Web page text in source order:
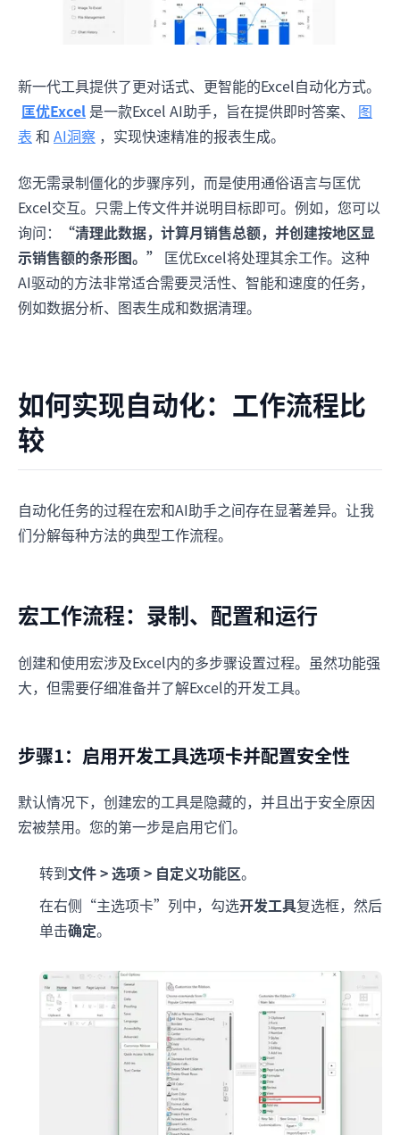
新一代工具提供了更对话式、更智能的Excel自动化方式。
匡优Excel 是一款Excel AI助手，旨在提供即时答案、
图
表 和 AI洞察 ，实现快速精准的报表生成。
您无需录制僵化的步骤序列，而是使用通俗语言与匡优
Excel交互。只需上传文件并说明目标即可。例如，您可以
询问：
“清理此数据，计算月销售总额，并创建按地区显
示销售额的条形图。” 匡优Excel将处理其余工作。这种
AI驱动的方法非常适合需要灵活性、智能和速度的任务，
例如数据分析、图表生成和数据清理。
如何实现自动化：工作流程比
较
自动化任务的过程在宏和AI助手之间存在显著差异。让我
们分解每种方法的典型工作流程。
宏工作流程：录制、配置和运行
创建和使用宏涉及Excel内的多步骤设置过程。虽然功能强
大，但需要仔细准备并了解Excel的开发工具。
步骤1：启用开发工具选项卡并配置安全性
默认情况下，创建宏的工具是隐藏的，并且出于安全原因
宏被禁用。您的第一步是启用它们。
转到文件 > 选项 > 自定义功能区。
在右侧“主选项卡”列中，勾选开发工具复选框，然后
单击确定。